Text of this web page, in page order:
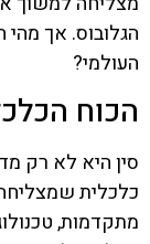
הגלובוס. אך
העולמי?
הכוח
סין היא לא רק
כלכלית
מתקדמות,